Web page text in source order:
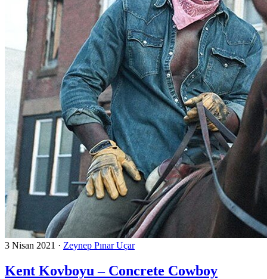
3 Nisan 2021 · Zeynep Pınar Uçar
Kent Kovboyu – Concrete Cowboy